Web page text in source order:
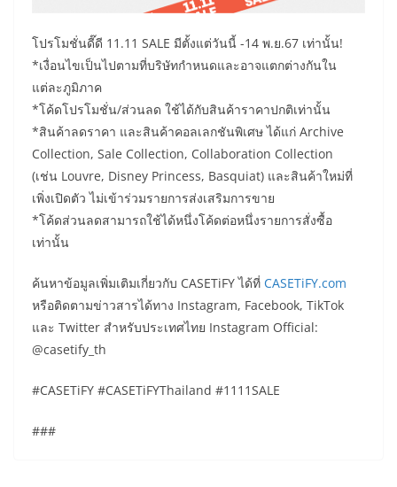
โปรโมชั่นดี๊ดี 11.11 SALE มีตั้งแต่วันนี้ -14 พ.ย.67 เท่านั้น!
*เงื่อนไขเป็นไปตามที่บริษัทกำหนดและอาจแตกต่างกันใน
แต่ละภูมิภาค
*โค้ดโปรโมชั่น/ส่วนลด ใช้ได้กับสินค้าราคาปกติเท่านั้น
*สินค้าลดราคา และสินค้าคอลเลกชันพิเศษ ได้แก่ Archive
Collection, Sale Collection, Collaboration Collection
(เช่น Louvre, Disney Princess, Basquiat) และสินค้าใหม่ที่
เพิ่งเปิดตัว ไม่เข้าร่วมรายการส่งเสริมการขาย
*โค้ดส่วนลดสามารถใช้ได้หนึ่งโค้ดต่อหนึ่งรายการสั่งซื้อ
เท่านั้น
ค้นหาข้อมูลเพิ่มเติมเกี่ยวกับ CASETiFY ได้ที่ CASETiFY.com
หรือติดตามข่าวสารได้ทาง Instagram, Facebook, TikTok
และ Twitter สำหรับประเทศไทย Instagram Official:
@casetify_th
#CASETiFY #CASETiFYThailand #1111SALE
###